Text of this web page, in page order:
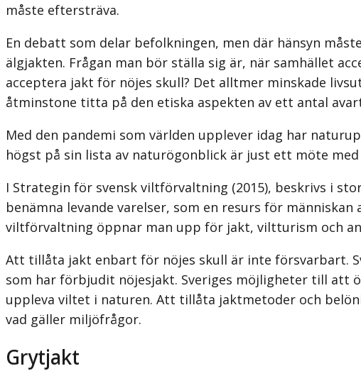
måste eftersträva.
En debatt som delar befolkningen, men där hänsyn
älgjakten. Frågan man bör ställa sig är, när samhället
acceptera jakt för nöjes skull? Det alltmer minskade
åtminstone titta på den etiska aspekten av ett antal
Med den pandemi som världen upplever idag har
högst på sin lista av naturögonblick är just ett möte
I Strategin för svensk viltförvaltning (2015), beskrivs i
benämna levande varelser, som en resurs för
viltförvaltning öppnar man upp för jakt, viltturism och
Att tillåta jakt enbart för nöjes skull är inte försvarbart.
som har förbjudit nöjesjakt. Sveriges möjligheter till att
uppleva viltet i naturen. Att tillåta jaktmetoder och
vad gäller miljöfrågor.
Grytjakt